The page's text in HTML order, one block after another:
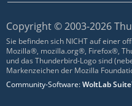
Copyright © 2003-2026
Sie befinden sich NICHT auf einer
Mozilla®, mozilla.org®, Firefox®,
und das Thunderbird-Logo sind
Markenzeichen der Mozilla
Community-Software:WoltLab